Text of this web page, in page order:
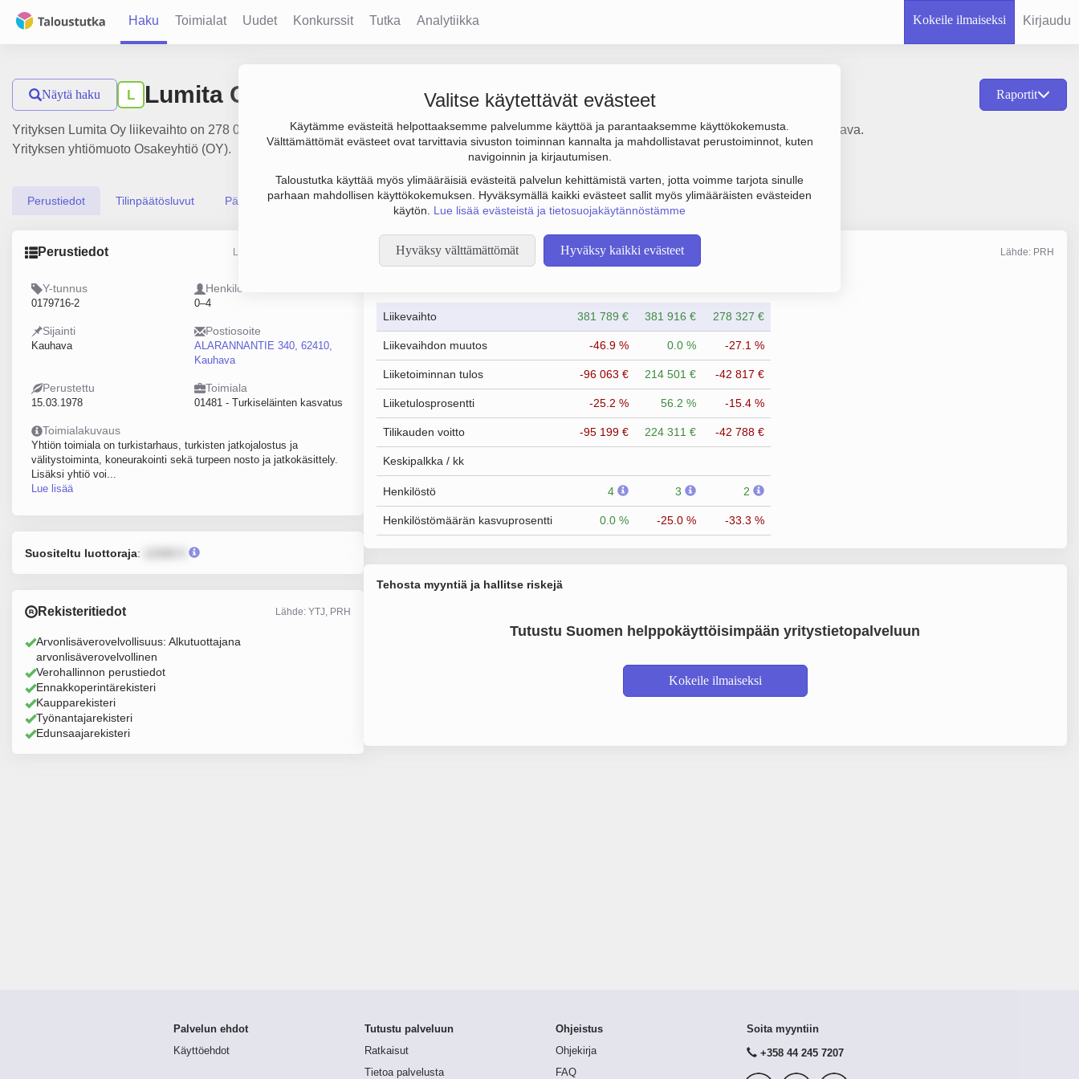
Haku Toimialat Uudet Konkurssit Tutka Analytiikka Kokeile ilmaiseksi Kirjaudu
Valitse käytettävät evästeet
Käytämme evästeitä helpottaaksemme palvelumme käyttöä ja parantaaksemme käyttökokemusta.
Välttämättömät evästeet ovat tarvittavia sivuston toiminnan kannalta ja mahdollistavat perustoiminnot, kuten
navigoinnin ja kirjautumisen.
Taloustutka käyttää myös ylimääräisiä evästeitä palvelun kehittämistä varten, jotta voimme tarjota sinulle
parhaan mahdollisen käyttökokemuksen. Hyväksymällä kaikki evästeet sallit myös ylimääräisten evästeiden
käytön. Lue lisää evästeistä ja tietosuojakäytännöstämme
Hyväksy välttämättömät Hyväksy kaikki evästeet
Näytä haku L Lumita Oy Raportit
Yrityksen Lumita Oy liikevaihto on 278 000 € ja tulos -43 000 €. Sen päätoimiala on Turkiseläinten kasvatus, perustamisvuosi 1978 ja sijainti Kauhava.
Yrityksen yhtiömuoto Osakeyhtiö (OY).
Perustiedot Tilinpäätösluvut Päättäjätiedot
Perustiedot Lähde: YTJ, PRH, Traficom
Y-tunnus
0179716-2
Henkilöstömäärä
0–4
Sijainti
Kauhava
Postiosoite
ALARANNANTIE 340, 62410,
Kauhava
Perustettu
15.03.1978
Toimiala
01481 - Turkiseläinten kasvatus
Toimialakuvaus
Yhtiön toimiala on turkistarhaus, turkisten jatkojalostus ja
välitystoiminta, koneurakointi sekä turpeen nosto ja jatkokäsittely.
Lisäksi yhtiö voi...
Lue lisää
Suositeltu luottoraja:
Rekisteritiedot Lähde: YTJ, PRH
Arvonlisäverovelvollisuus: Alkutuottajana
arvonlisäverovelvollinen
Verohallinnon perustiedot
Ennakkoperintärekisteri
Kaupparekisteri
Työnantajarekisteri
Edunsaajarekisteri
Taloustiedot Lähde: PRH
Liikevaihto 381 789 € 381 916 € 278 327 €
Liikevaihdon muutos -46.9 % 0.0 % -27.1 %
Liiketoiminnan tulos -96 063 € 214 501 € -42 817 €
Liiketulosprosentti -25.2 % 56.2 % -15.4 %
Tilikauden voitto -95 199 € 224 311 € -42 788 €
Keskipalkka / kk
Henkilöstö 4 3 2
Henkilöstömäärän kasvuprosentti 0.0 % -25.0 % -33.3 %
Tehosta myyntiä ja hallitse riskejä
Tutustu Suomen helppokäyttöisimpään yritystietopalveluun
Kokeile ilmaiseksi
Palvelun ehdot
Käyttöehdot
Tutustu palveluun
Ratkaisut
Tietoa palvelusta
Ohjeistus
Ohjekirja
FAQ
Soita myyntiin
+358 44 245 7207